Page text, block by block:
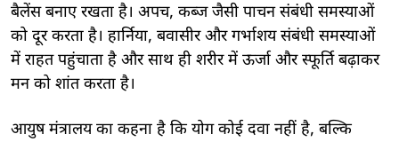
बैलेंस बनाए रखता है। अपच, कब्ज जैसी पाचन संबंधी समस्याओं
को दूर करता है। हार्निया, बवासीर और गर्भाशय संबंधी समस्याओं
में राहत पहुंचाता है और साथ ही शरीर में ऊर्जा और स्फूर्ति बढ़ाकर
मन को शांत करता है।
आयुष मंत्रालय का कहना है कि योग कोई दवा नहीं है, बल्कि